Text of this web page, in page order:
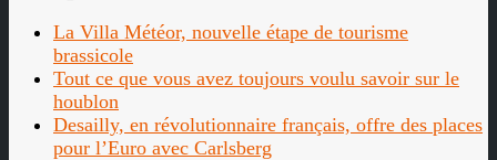
La Villa Météor, nouvelle étape de tourisme
brassicole
Tout ce que vous avez toujours voulu savoir sur le
houblon
Desailly, en révolutionnaire français, offre des places
pour l’Euro avec Carlsberg